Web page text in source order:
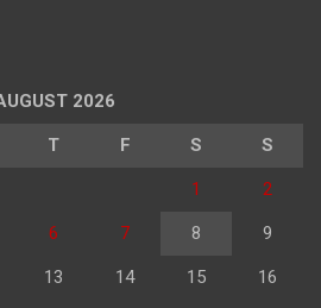
2026
T F S S
1 2
6 7 8 9
13 14 15 16